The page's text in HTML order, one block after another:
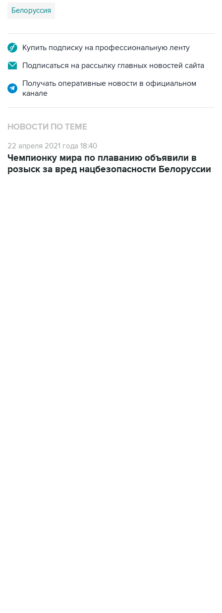
Белоруссия
Купить подписку на профессиональную ленту
Подписаться на рассылку главных новостей сайта
Получать оперативные новости в официальном
канале
НОВОСТИ ПО ТЕМЕ
22 апреля 2021 года 18:40
Чемпионку мира по плаванию объявили в
розыск за вред нацбезопасности Белоруссии